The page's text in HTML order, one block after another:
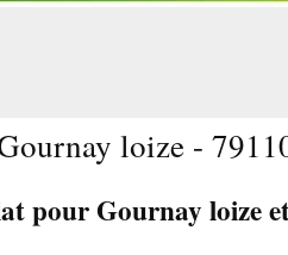
loize -
pour Gournay loize